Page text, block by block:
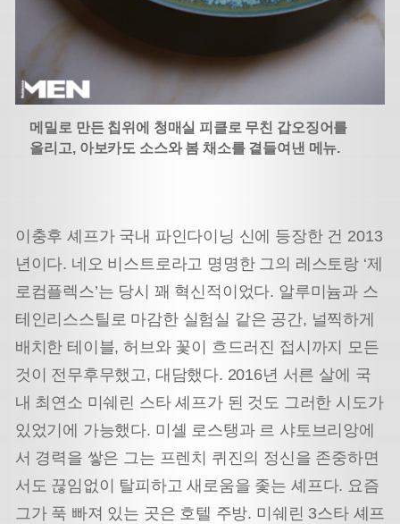
메밀로 만든 칩위에 청매실 피클로 무친 갑오징어를
올리고, 아보카도 소스와 봄 채소를 곁들여낸 메뉴.
이충후 셰프가 국내 파인다이닝 신에 등장한 건 2013
년이다. 네오 비스트로라고 명명한 그의 레스토랑 ‘제
로컴플렉스’는 당시 꽤 혁신적이었다. 알루미늄과 스
테인리스스틸로 마감한 실험실 같은 공간, 널찍하게
배치한 테이블, 허브와 꽃이 흐드러진 접시까지 모든
것이 전무후무했고, 대담했다. 2016년 서른 살에 국
내 최연소 미쉐린 스타 셰프가 된 것도 그러한 시도가
있었기에 가능했다. 미셸 로스탱과 르 샤토브리앙에
서 경력을 쌓은 그는 프렌치 퀴진의 정신을 존중하면
서도 끊임없이 탈피하고 새로움을 좇는 셰프다. 요즘
그가 푹 빠져 있는 곳은 호텔 주방. 미쉐린 3스타 셰프